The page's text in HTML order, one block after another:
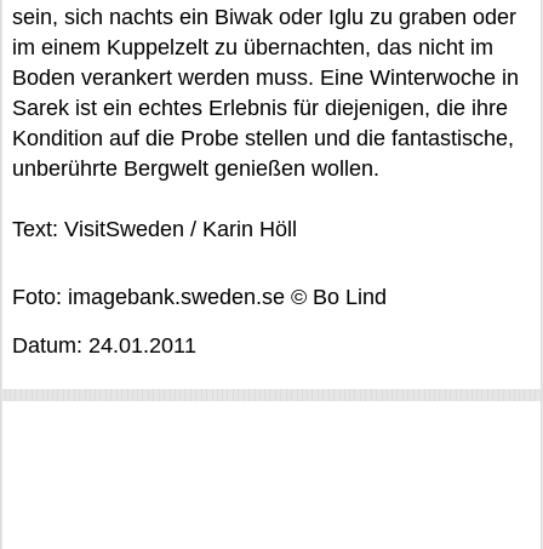
sein, sich nachts ein Biwak oder Iglu zu graben oder
im einem Kuppelzelt zu übernachten, das nicht im
Boden verankert werden muss. Eine Winterwoche in
Sarek ist ein echtes Erlebnis für diejenigen, die ihre
Kondition auf die Probe stellen und die fantastische,
unberührte Bergwelt genießen wollen.
Text: VisitSweden / Karin Höll
Foto: imagebank.sweden.se © Bo Lind
Datum: 24.01.2011